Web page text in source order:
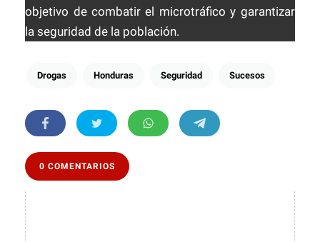
objetivo de combatir el microtráfico y garantizar
la seguridad de la población.
Drogas Honduras Seguridad Sucesos
0 COMENTARIOS